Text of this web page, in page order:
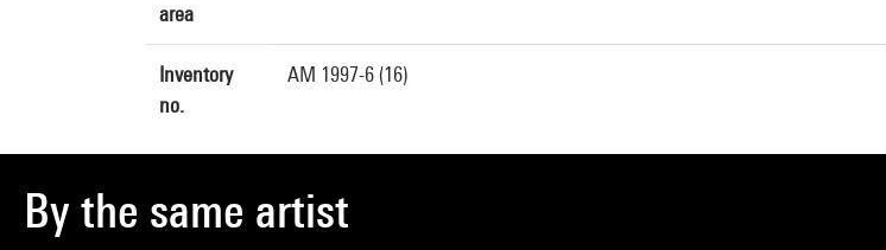
area
Inventory
no.
AM 1997-6 (16)
By the same artist